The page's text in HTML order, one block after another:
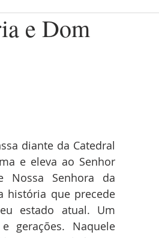
e Dom
diante da Catedral
e eleva ao Senhor
Senhora da
história que precede
estado atual. Um
gerações. Naquele